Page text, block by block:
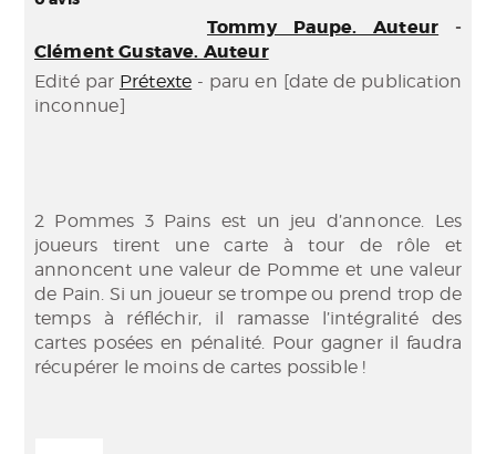
Tommy Paupe. Auteur -
Clément Gustave. Auteur
Edité par Prétexte - paru en [date de publication
inconnue]
2 Pommes 3 Pains est un jeu d’annonce. Les
joueurs tirent une carte à tour de rôle et
annoncent une valeur de Pomme et une valeur
de Pain. Si un joueur se trompe ou prend trop de
temps à réfléchir, il ramasse l’intégralité des
cartes posées en pénalité. Pour gagner il faudra
récupérer le moins de cartes possible !